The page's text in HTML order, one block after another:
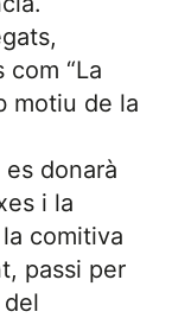
“La
motiu de la
es donarà
i la
comitiva
passi per